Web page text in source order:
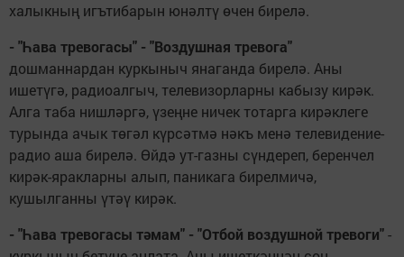
халыкның игътибарын юнәлтү өчен бирелә.
- "Һава тревогасы" - "Воздушная тревога"
дошманнардан куркыныч янаганда бирелә. Аны
ишетүгә, радиоалгыч, телевизорларны кабызу кирәк.
Алга таба нишләргә, үзеңне ничек тотарга кирәклеге
турында ачык төгәл күрсәтмә нәкъ менә телевидение-
радио аша бирелә. Өйдә ут-газны сүндереп, беренчел
кирәк-яракларны алып, паникага бирелмичә,
кушылганны үтәү кирәк.
- "Һава тревогасы тәмам" - "Отбой воздушной тревоги"-